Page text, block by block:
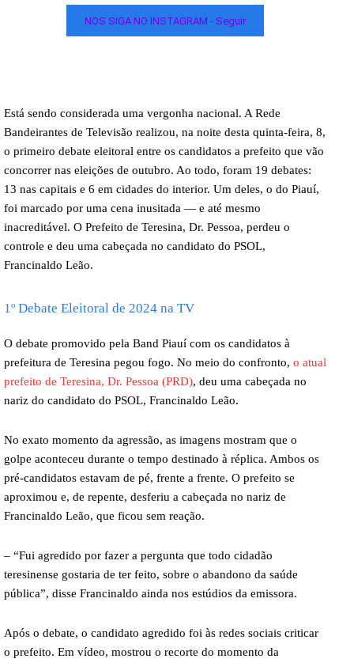
NOS SIGA NO INSTAGRAM - Seguir
Está sendo considerada uma vergonha nacional. A Rede
Bandeirantes de Televisão realizou, na noite desta quinta-feira, 8,
o primeiro debate eleitoral entre os candidatos a prefeito que vão
concorrer nas eleições de outubro. Ao todo, foram 19 debates:
13 nas capitais e 6 em cidades do interior. Um deles, o do Piauí,
foi marcado por uma cena inusitada — e até mesmo
inacreditável. O Prefeito de Teresina, Dr. Pessoa, perdeu o
controle e deu uma cabeçada no candidato do PSOL,
Francinaldo Leão.
1º Debate Eleitoral de 2024 na TV
O debate promovido pela Band Piauí com os candidatos à
prefeitura de Teresina pegou fogo. No meio do confronto, o atual
prefeito de Teresina, Dr. Pessoa (PRD), deu uma cabeçada no
nariz do candidato do PSOL, Francinaldo Leão.
No exato momento da agressão, as imagens mostram que o
golpe aconteceu durante o tempo destinado à réplica. Ambos os
pré-candidatos estavam de pé, frente a frente. O prefeito se
aproximou e, de repente, desferiu a cabeçada no nariz de
Francinaldo Leão, que ficou sem reação.
– “Fui agredido por fazer a pergunta que todo cidadão
teresinense gostaria de ter feito, sobre o abandono da saúde
pública”, disse Francinaldo ainda nos estúdios da emissora.
Após o debate, o candidato agredido foi às redes sociais criticar
o prefeito. Em vídeo, mostrou o recorte do momento da